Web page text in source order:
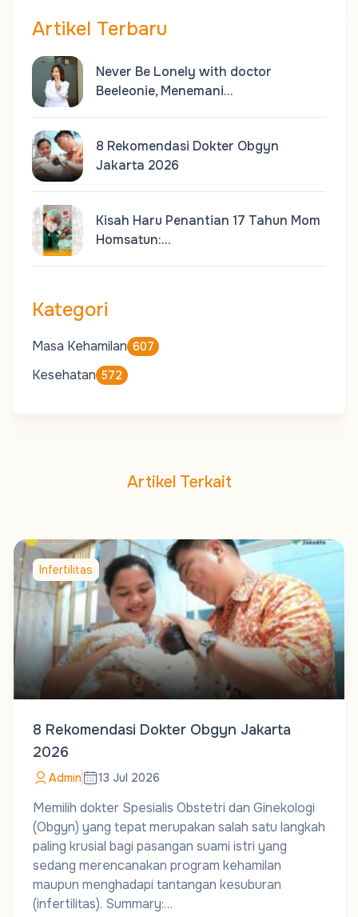
Artikel Terbaru
Never Be Lonely with doctor
Beeleonie, Menemani…
8 Rekomendasi Dokter Obgyn
Jakarta 2026
Kisah Haru Penantian 17 Tahun Mom
Homsatun:…
Kategori
Masa Kehamilan 607
Kesehatan 572
Artikel Terkait
Infertilitas
8 Rekomendasi Dokter Obgyn Jakarta
2026
Admin 13 Jul 2026
Memilih dokter Spesialis Obstetri dan Ginekologi
(Obgyn) yang tepat merupakan salah satu langkah
paling krusial bagi pasangan suami istri yang
sedang merencanakan program kehamilan
maupun menghadapi tantangan kesuburan
(infertilitas). Summary:…